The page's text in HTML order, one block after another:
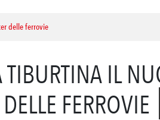
delle ferrovie
IL
DELLE FERROVIE